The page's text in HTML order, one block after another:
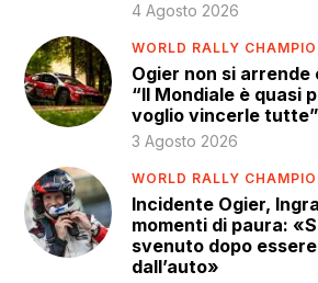
4 Agosto 2026
WORLD RALLY
Ogier non si arrende
“Il Mondiale è quasi
voglio vincerle tutte”
3 Agosto 2026
WORLD RALLY
Incidente Ogier,
momenti di paura:
svenuto dopo
dall’auto»